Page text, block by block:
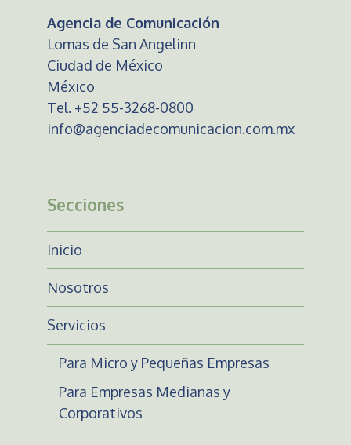
Agencia de Comunicación
Lomas de San Angelinn
Ciudad de México
México
Tel. +52 55-3268-0800
info@agenciadecomunicacion.com.mx
Secciones
Inicio
Nosotros
Servicios
Para Micro y Pequeñas Empresas
Para Empresas Medianas y
Corporativos